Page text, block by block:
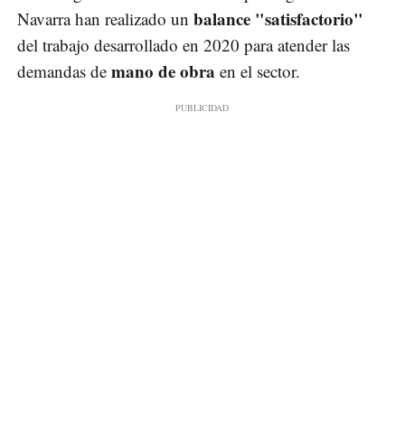
Navarra han realizado un balance "satisfactorio"
del trabajo desarrollado en 2020 para atender las
demandas de mano de obra en el sector.